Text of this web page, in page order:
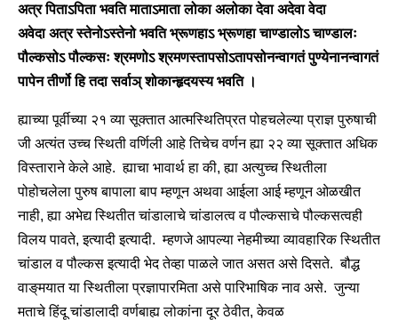
अत्र पिताऽपिता भवति माताऽमाता लोका अलोका देवा अदेवा वेदा
अवेदा अत्र स्तेनोऽस्तेनो भवति भ्रूणहाऽ भ्रूणहा चाण्डालोऽ चाण्डालः
पौल्कसोऽ पौल्कसः श्रमणोऽ श्रमणस्तापसोऽतापसोनन्वागतं पुण्येनानन्वागतं
पापेन तीर्णो हि तदा सर्वाञ् शोकान्हृदयस्य भवति ।
ह्याच्या पूर्वीच्या २१ व्या सूक्तात आत्मस्थितिप्रत पोहचलेल्या प्राज्ञ पुरुषाची
जी अत्यंत उच्च स्थिती वर्णिली आहे तिचेच वर्णन ह्या २२ व्या सूक्तात अधिक
विस्ताराने केले आहे. ह्याचा भावार्थ हा की, ह्या अत्युच्च स्थितीला
पोहोचलेला पुरुष बापाला बाप म्हणून अथवा आईला आई म्हणून ओळखीत
नाही, ह्या अभेद्य स्थितीत चांडालाचे चांडालत्व व पौल्कसाचे पौल्कसत्वही
विलय पावते, इत्यादी इत्यादी. म्हणजे आपल्या नेहमीच्या व्यावहारिक स्थितीत
चांडाल व पौल्कस इत्यादी भेद तेव्हा पाळले जात असत असे दिसते. बौद्ध
वाङ्‌मयात या स्थितीला प्रज्ञापारमिता असे पारिभाषिक नाव असे. जुन्या
मताचे हिंदू चांडालादी वर्णबाह्य लोकांना दूर ठेवीत, केवळ